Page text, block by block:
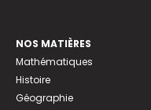
NOS MATIÈRES
Mathématiques
Histoire
Géographie